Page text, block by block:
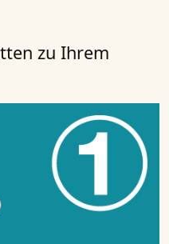
zu Ihrem